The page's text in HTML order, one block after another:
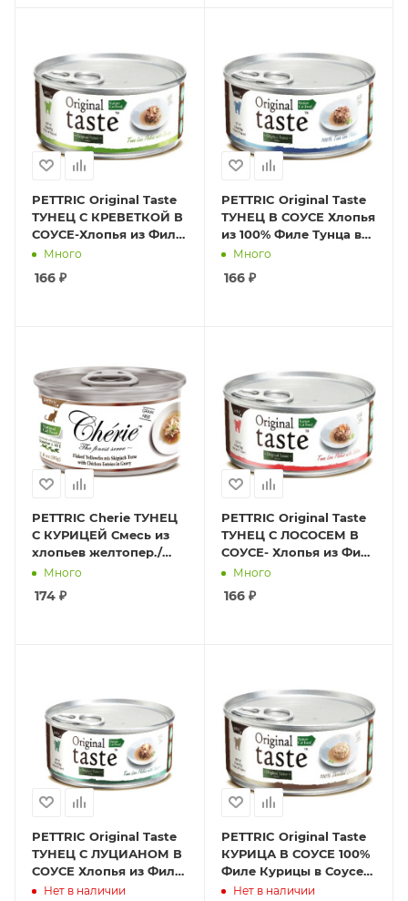
PETTRIC Original Taste
ТУНЕЦ С КРЕВЕТКОЙ В
СОУСЕ-Хлопья из Филе
Тунца с Целой
Много
166 ₽
PETTRIC Original Taste
ТУНЕЦ В СОУСЕ Хлопья
из 100% Филе Тунца в
Соусе 70 гр
Много
166₽
PETTRIC Cherie ТУНЕЦ
С КУРИЦЕЙ Смесь из
хлопьев желтопер./
полосат. тунца с с
Много
174 ₽
PETTRIC Original Taste
ТУНЕЦ С ЛОСОСЕМ В
СОУСЕ- Хлопья из Филе
Тунца с Диким
Много
166₽
PETTRIC Original Taste
ТУНЕЦ С ЛУЦИАНОМ В
СОУСЕ Хлопья из Филе
Тунца с белым
Нет в наличии
PETTRIC Original Taste
КУРИЦА В СОУСЕ 100%
Филе Курицы в Соусе
70 гр
Нет в наличии